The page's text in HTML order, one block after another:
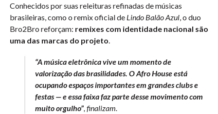
Conhecidos por suas releituras refinadas de músicas
brasileiras, como o remix oficial de Lindo Balão Azul, o duo
Bro2Bro reforçam: remixes com identidade nacional são
uma das marcas do projeto.
“A música eletrônica vive um momento de
valorização das brasilidades. O Afro House está
ocupando espaços importantes em grandes clubs e
festas — e essa faixa faz parte desse movimento com
muito orgulho”, finalizam.